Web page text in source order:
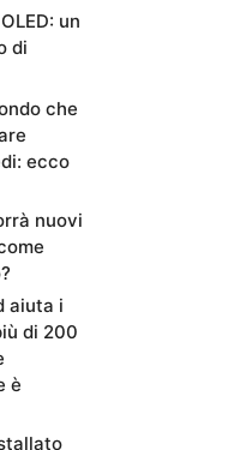
un
di
che
ecco
nuovi
aiuta i
di 200
è